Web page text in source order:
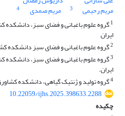
مریم رحیمی 3 مریم صمدی
4
1گروه علوم باغبانی و فضای سبز، دانشکده
ایران
2گروه علوم باغبانی و فضای سبز دانشکده
3گروه علوم باغبانی و فضای سبز، دانشکده
ایران.
4گروه تولید و ژنتیک گیاهی، دانشکده
10.22059/ijhs.2025.398633.2288
چکیده